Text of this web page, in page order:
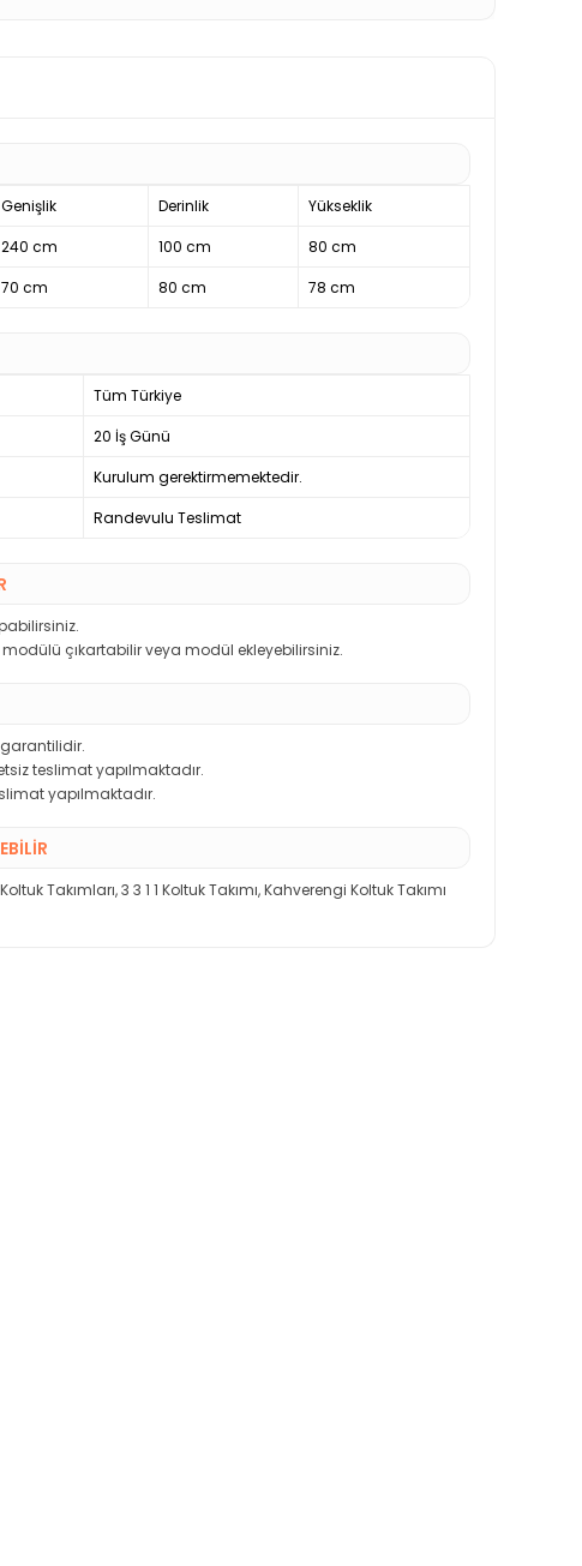
Genişlik Derinlik
Yükseklik
240 cm 100 cm
80 cm
70 cm 80 cm 78 cm
Tüm Türkiye
20 İş Günü
Kurulum gerektirmemektedir.
Randevulu Teslimat
çıkartabilir veya modül ekleyebilirsiniz.
garantilidir.
teslimat yapılmaktadır.
yapılmaktadır.
Takımları,3 3 1 1 Koltuk Takımı,Kahverengi Koltuk Takımı